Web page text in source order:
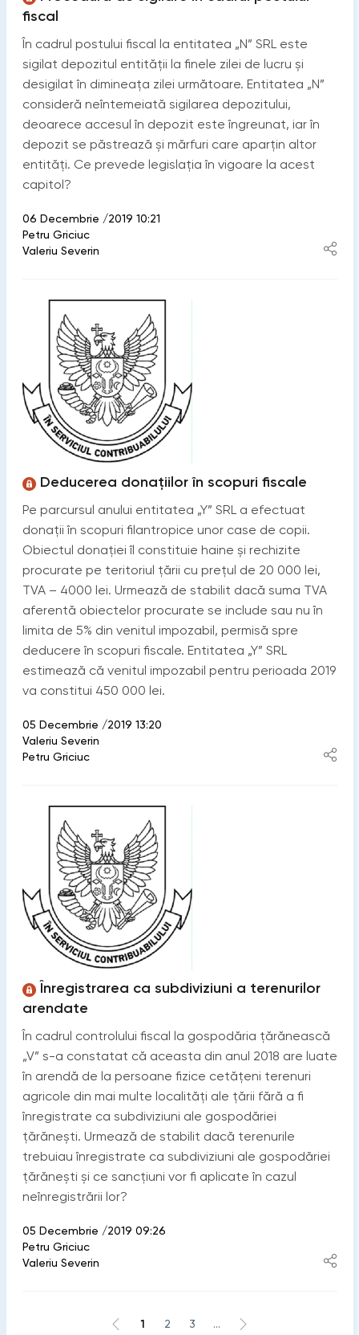
fiscal
În cadrul postului fiscal la entitatea „N” SRL este
sigilat depozitul entității la finele zilei de lucru și
desigilat în dimineața zilei următoare. Entitatea „N”
consideră neîntemeiată sigilarea depozitului,
deoarece accesul în depozit este îngreunat, iar în
depozit se păstrează și mărfuri care aparțin altor
entități. Ce prevede legislația în vigoare la acest
capitol?
06 Decembrie /2019 10:21
Petru Griciuc
Valeriu Severin
Deducerea donațiilor în scopuri fiscale
Pe parcursul anului entitatea „Y” SRL a efectuat
donații în scopuri filantropice unor case de copii.
Obiectul donației îl constituie haine și rechizite
procurate pe teritoriul țării cu prețul de 20 000 lei,
TVA – 4000 lei. Urmează de stabilit dacă suma TVA
aferentă obiectelor procurate se include sau nu în
limita de 5% din venitul impozabil, permisă spre
deducere în scopuri fiscale. Entitatea „Y” SRL
estimează că venitul impozabil pentru perioada 2019
va constitui 450 000 lei.
05 Decembrie /2019 13:20
Valeriu Severin
Petru Griciuc
Înregistrarea ca subdiviziuni a terenurilor
arendate
În cadrul controlului fiscal la gospodăria țărănească
„V” s-a constatat că aceasta din anul 2018 are luate
în arendă de la persoane fizice cetățeni terenuri
agricole din mai multe localități ale țării fără a fi
înregistrate ca subdiviziuni ale gospodăriei
țărănești. Urmează de stabilit dacă terenurile
trebuiau înregistrate ca subdiviziuni ale gospodăriei
țărănești și ce sancțiuni vor fi aplicate în cazul
neînregistrării lor?
05 Decembrie /2019 09:26
Petru Griciuc
Valeriu Severin
1 2 3 ...